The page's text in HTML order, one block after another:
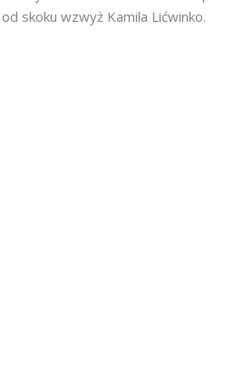
skoku wzwyż Kamila Lićwinko.